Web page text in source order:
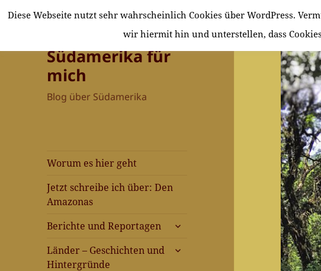
Südamerika für
mich
Blog über Südamerika
Worum es hier geht
Jetzt schreibe ich über: Den
Amazonas
Berichte und Reportagen
untermenü
Länder – Geschichten und
Hintergründe
untermenü
Diese Webseite nutzt sehr wahrscheinlich Cookies über WordPress.
wir hiermit hin und unterstellen, dass